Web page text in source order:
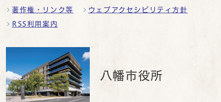
著作権・リンク等 ウェブアクセシビリティ方針
RSS利用案内
八幡市役所